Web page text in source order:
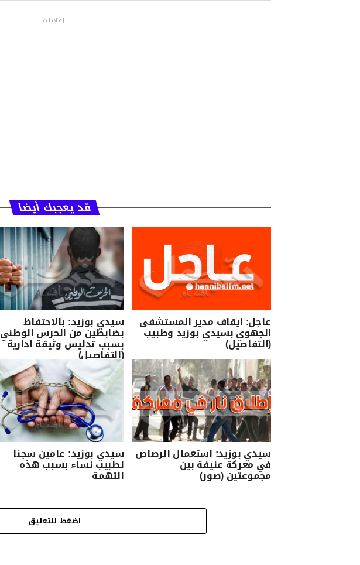
إعلانات
قد يعجبك أيضا
عاجل: ايقاف مدير المستشفى
الجهوي بسيدي بوزيد وطبيب
(التفاصيل)
سيدي بوزيد: بالاحتفاظ
بضابطين من الحرس الوطني
بسبب تدليس وثيقة ادارية
(التفاصيل)
سيدي بوزيد: استعمال الرصاص
في معركة عنيفة بين
مجموعتين (صور)
سيدي بوزيد: عامين سجنا
لطبيب نساء بسبب هذه
التهمة
اضغط للتعليق